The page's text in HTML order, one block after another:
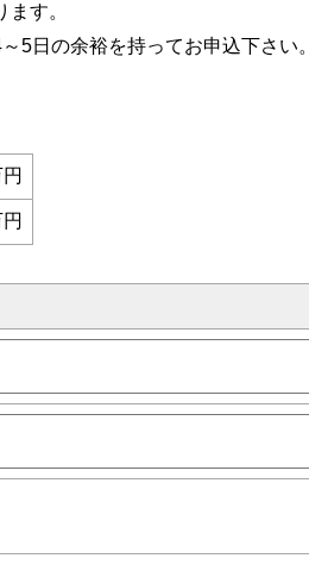
す。
5日の余裕を持ってお申込下さい。